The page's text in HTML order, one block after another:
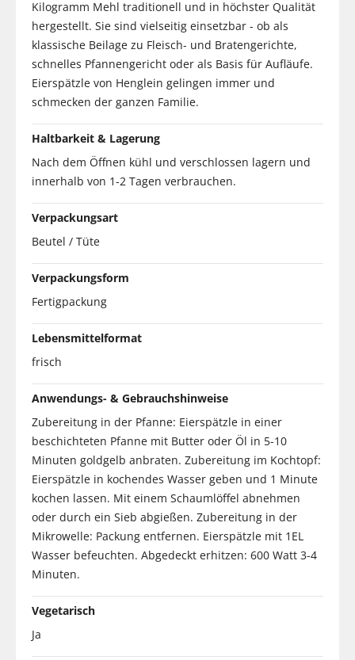
Kilogramm Mehl traditionell und in höchster Qualität
hergestellt. Sie sind vielseitig einsetzbar - ob als
klassische Beilage zu Fleisch- und Bratengerichte,
schnelles Pfannengericht oder als Basis für Aufläufe.
Eierspätzle von Henglein gelingen immer und
schmecken der ganzen Familie.
Haltbarkeit & Lagerung
Nach dem Öffnen kühl und verschlossen lagern und
innerhalb von 1-2 Tagen verbrauchen.
Verpackungsart
Beutel / Tüte
Verpackungsform
Fertigpackung
Lebensmittelformat
frisch
Anwendungs- & Gebrauchshinweise
Zubereitung in der Pfanne: Eierspätzle in einer
beschichteten Pfanne mit Butter oder Öl in 5-10
Minuten goldgelb anbraten. Zubereitung im Kochtopf:
Eierspätzle in kochendes Wasser geben und 1 Minute
kochen lassen. Mit einem Schaumlöffel abnehmen
oder durch ein Sieb abgießen. Zubereitung in der
Mikrowelle: Packung entfernen. Eierspätzle mit 1EL
Wasser befeuchten. Abgedeckt erhitzen: 600 Watt 3-4
Minuten.
Vegetarisch
Ja